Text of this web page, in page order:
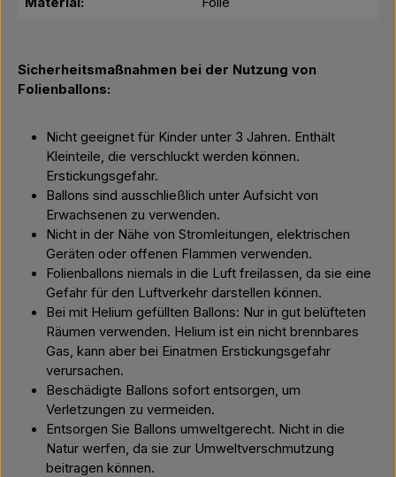
Sicherheitsmaßnahmen bei der Nutzung von
Folienballons:
Nicht geeignet für Kinder unter 3 Jahren. Enthält
Kleinteile, die verschluckt werden können.
Erstickungsgefahr.
Ballons sind ausschließlich unter Aufsicht von
Erwachsenen zu verwenden.
Nicht in der Nähe von Stromleitungen, elektrischen
Geräten oder offenen Flammen verwenden.
Folienballons niemals in die Luft freilassen, da sie eine
Gefahr für den Luftverkehr darstellen können.
Bei mit Helium gefüllten Ballons: Nur in gut belüfteten
Räumen verwenden. Helium ist ein nicht brennbares
Gas, kann aber bei Einatmen Erstickungsgefahr
verursachen.
Beschädigte Ballons sofort entsorgen, um
Verletzungen zu vermeiden.
Entsorgen Sie Ballons umweltgerecht. Nicht in die
Natur werfen, da sie zur Umweltverschmutzung
beitragen können.